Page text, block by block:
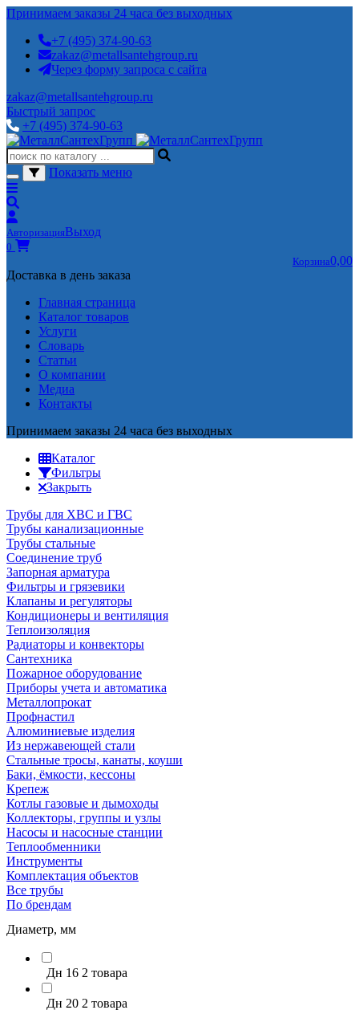
Принимаем заказы 24 часа без выходных
+7 (495) 374-90-63
zakaz@metallsantehgroup.ru
Через форму запроса с сайта
zakaz@metallsantehgroup.ru
Быстрый запрос
+7 (495) 374-90-63
Показать меню
АвторизацияВыход
0
Корзина0,00
Доставка в день заказа
Главная страница
Каталог товаров
Услуги
Словарь
Статьи
О компании
Медиа
Контакты
Принимаем заказы 24 часа без выходных
Каталог
Фильтры
Закрыть
Трубы для ХВС и ГВС
Трубы канализационные
Трубы стальные
Соединение труб
Запорная арматура
Фильтры и грязевики
Клапаны и регуляторы
Кондиционеры и вентиляция
Теплоизоляция
Радиаторы и конвекторы
Сантехника
Пожарное оборудование
Приборы учета и автоматика
Металлопрокат
Профнастил
Алюминиевые изделия
Из нержавеющей стали
Стальные тросы, канаты, коуши
Баки, ёмкости, кессоны
Крепеж
Котлы газовые и дымоходы
Коллекторы, группы и узлы
Насосы и насосные станции
Теплообменники
Инструменты
Комплектация объектов
Все трубы
По брендам
Диаметр, мм
Дн 16 2 товара
Дн 20 2 товара